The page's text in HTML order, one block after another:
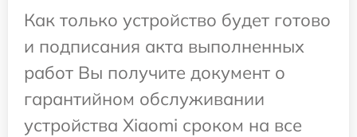
Как только устройство будет готово
и подписания акта выполненных
работ Вы получите документ о
гарантийном обслуживании
устройства Xiaomi сроком на все